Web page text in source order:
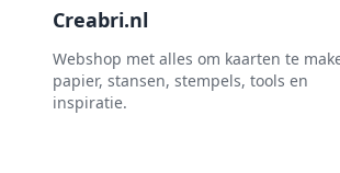
Joy & Noor
Juffrouw Muis
Tools
Washi - tape
Creabri.nl
Webshop met alles om kaarten te
papier, stansen, stempels, tools en
inspiratie.